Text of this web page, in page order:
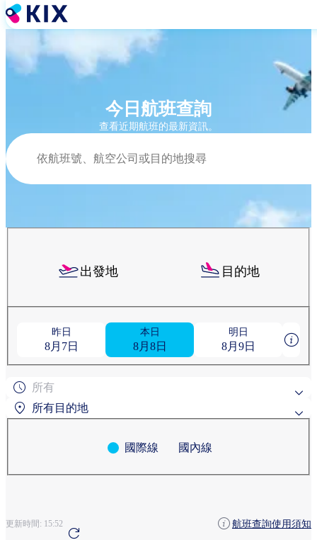
移
至
內
容
今日航班查詢
查看近期航班的最新資訊。
出發地 目的地
昨日
8月7日
本日
8月8日
明日
8月9日
所有
所有目的地
青森清州
國際線 國內線
更新時間: 15:52 航班查詢使用須知